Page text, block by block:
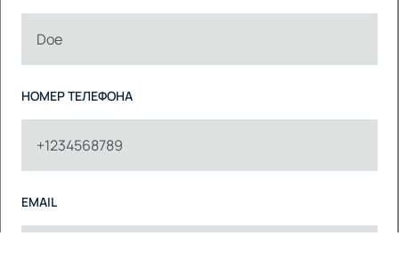
НОМЕР ТЕЛЕФОНА
EMAIL